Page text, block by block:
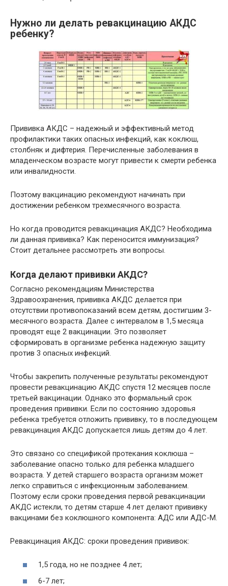
Нужно ли делать ревакцинацию АКДС
ребенку?
Прививка АКДС – надежный и эффективный метод
профилактики таких опасных инфекций, как коклюш,
столбняк и дифтерия. Перечисленные заболевания в
младенческом возрасте могут привести к смерти ребенка
или инвалидности.
Поэтому вакцинацию рекомендуют начинать при
достижении ребенком трехмесячного возраста.
Но когда проводится ревакцинация АКДС? Необходима
ли данная прививка? Как переносится иммунизация?
Стоит детальнее рассмотреть эти вопросы.
Когда делают прививки АКДС?
Согласно рекомендациям Министерства
Здравоохранения, прививка АКДС делается при
отсутствии противопоказаний всем детям, достигшим 3-
месячного возраста. Далее с интервалом в 1,5 месяца
проводят еще 2 вакцинации. Это позволяет
сформировать в организме ребенка надежную защиту
против 3 опасных инфекций.
Чтобы закрепить полученные результаты рекомендуют
провести ревакцинацию АКДС спустя 12 месяцев после
третьей вакцинации. Однако это формальный срок
проведения прививки. Если по состоянию здоровья
ребенка требуется отложить прививку, то в последующем
ревакцинация АКДС допускается лишь детям до 4 лет.
Это связано со спецификой протекания коклюша –
заболевание опасно только для ребенка младшего
возраста. У детей старшего возраста организм может
легко справиться с инфекционным заболеванием.
Поэтому если сроки проведения первой ревакцинации
АКДС истекли, то детям старше 4 лет делают прививку
вакцинами без коклюшного компонента: АДС или АДС-М.
Ревакцинация АКДС: сроки проведения прививок:
1,5 года, но не позднее 4 лет;
6-7 лет;